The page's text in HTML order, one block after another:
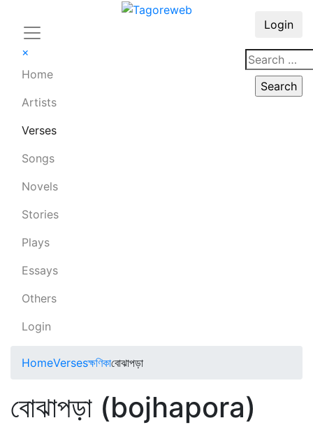
×
Home
Artists
Verses
Songs
Novels
Stories
Plays
Essays
Others
Login
Login
HomeVersesক্ষণিকাবোঝাপড়া
বোঝাপড়া (bojhapora)